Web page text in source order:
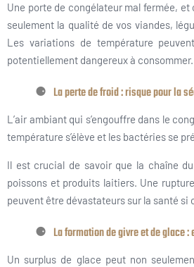
Une porte de congélateur mal fermée, et
seulement la qualité de vos viandes,
Les variations de température
potentiellement dangereux à consommer.
La perte de froid : risque pour la
L’air ambiant qui s’engouffre dans le
température s’élève et les bactéries se
Il est crucial de savoir que la chaîne
poissons et produits laitiers. Une
peuvent être dévastateurs sur la santé si
La formation de givre et de glace
Un surplus de glace peut non